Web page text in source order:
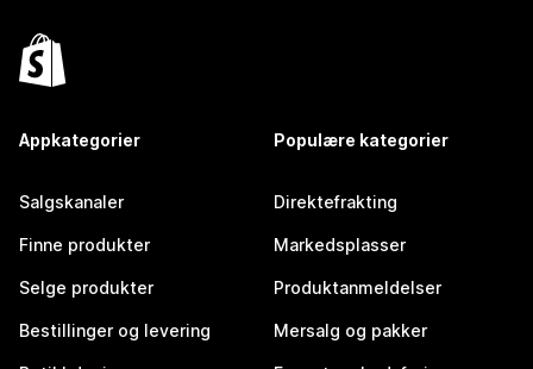
Appkategorier
Salgskanaler
Finne produkter
Selge produkter
Bestillinger og levering
Populære kategorier
Direktefrakting
Markedsplasser
Produktanmeldelser
Mersalg og pakker